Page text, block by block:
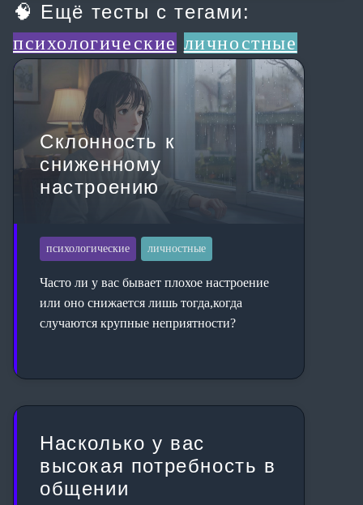
🧠 Ещё тесты с тегами:
психологические личностные
Склонность к
сниженному
настроению
психологические личностные
Часто ли у вас бывает плохое настроение
или оно снижается лишь тогда,когда
случаются крупные неприятности?
Насколько у вас
высокая потребность в
общении